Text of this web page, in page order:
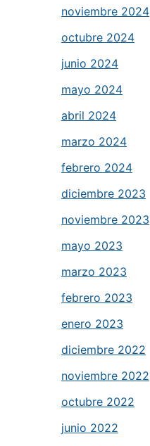
noviembre 2024
octubre 2024
junio 2024
mayo 2024
abril 2024
marzo 2024
febrero 2024
diciembre 2023
noviembre 2023
mayo 2023
marzo 2023
febrero 2023
enero 2023
diciembre 2022
noviembre 2022
octubre 2022
junio 2022